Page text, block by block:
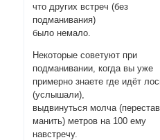
что других встреч (без
подманивания)
было немало.
Некоторые советуют при
подманивании, когда вы уже
примерно знаете где идёт
(услышали),
выдвинуться молча (перестав
манить) метров на 100 ему
навстречу.